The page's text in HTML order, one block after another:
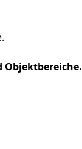
Objektbereiche.